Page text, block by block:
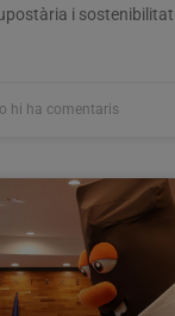
i
hi ha comentaris